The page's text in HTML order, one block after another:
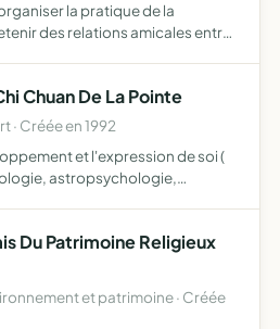
la pratique de la
des relations amicales entre
Chuan De La Pointe
· Créée en 1992
et l'expression de soi (
astropsychologie,
Du Patrimoine Religieux
et patrimoine · Créée